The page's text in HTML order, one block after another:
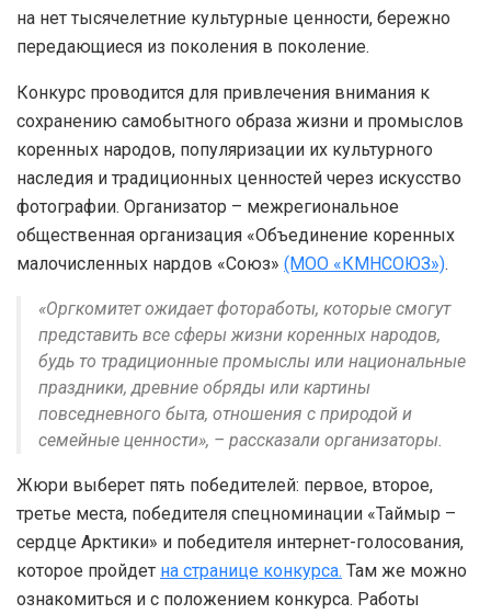
на нет тысячелетние культурные ценности, бережно
передающиеся из поколения в поколение.
Конкурс проводится для привлечения внимания к
сохранению самобытного образа жизни и промыслов
коренных народов, популяризации их культурного
наследия и традиционных ценностей через искусство
фотографии. Организатор – межрегиональное
общественная организация «Объединение коренных
малочисленных нардов «Союз» (МОО «КМНСОЮЗ»).
«Оргкомитет ожидает фотоработы, которые смогут
представить все сферы жизни коренных народов,
будь то традиционные промыслы или национальные
праздники, древние обряды или картины
повседневного быта, отношения с природой и
семейные ценности», – рассказали организаторы.
Жюри выберет пять победителей: первое, второе,
третье места, победителя спецноминации «Таймыр –
сердце Арктики» и победителя интернет-голосования,
которое пройдет на странице конкурса. Там же можно
ознакомиться и с положением конкурса. Работы